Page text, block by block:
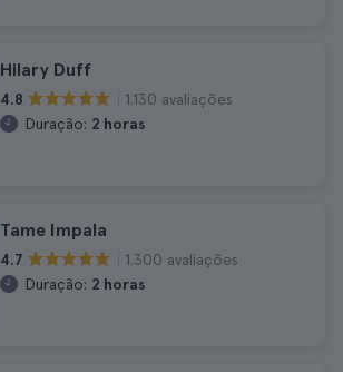
Hilary Duff
4.8
1.130 avaliações
Duração: 2 horas
Tame Impala
4.7
1.300 avaliações
Duração: 2 horas